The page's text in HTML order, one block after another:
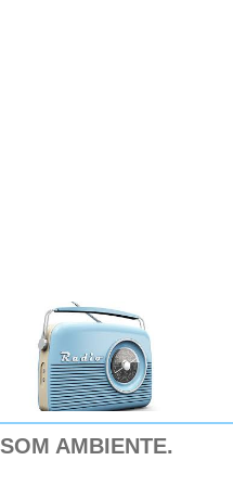
SOM AMBIENTE.